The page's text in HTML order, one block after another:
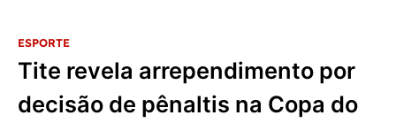
ESPORTE
Tite revela arrependimento por
decisão de pênaltis na Copa do